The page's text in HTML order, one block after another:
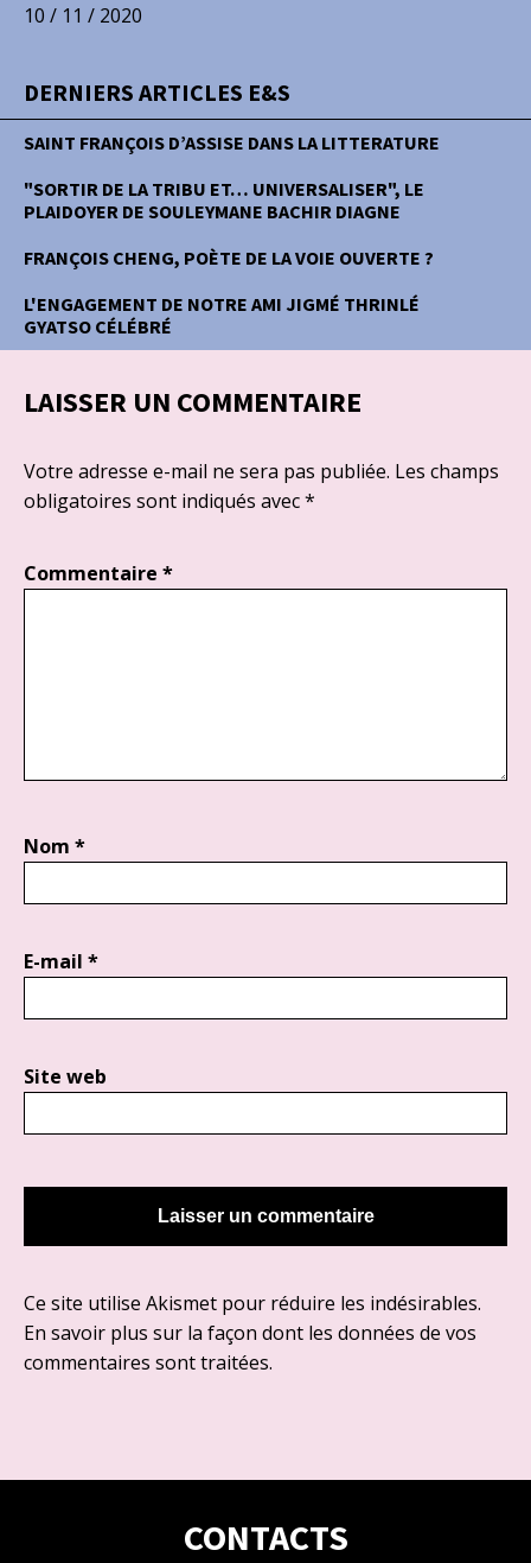
10 / 11 / 2020
DERNIERS ARTICLES E&S
SAINT FRANÇOIS D’ASSISE DANS LA LITTERATURE
"SORTIR DE LA TRIBU ET… UNIVERSALISER", LE
PLAIDOYER DE SOULEYMANE BACHIR DIAGNE
FRANÇOIS CHENG, POÈTE DE LA VOIE OUVERTE ?
L'ENGAGEMENT DE NOTRE AMI JIGMÉ THRINLÉ
GYATSO CÉLÉBRÉ
LAISSER UN COMMENTAIRE
Votre adresse e-mail ne sera pas publiée. Les champs
obligatoires sont indiqués avec*
Commentaire *
Nom *
E-mail *
Site web
Ce site utilise Akismet pour réduire les indésirables.
En savoir plus sur la façon dont les données de vos
commentaires sont traitées.
CONTACTS